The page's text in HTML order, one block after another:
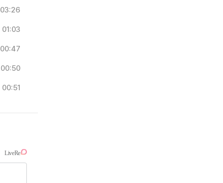
03:26
01:03
00:47
00:50
00:51